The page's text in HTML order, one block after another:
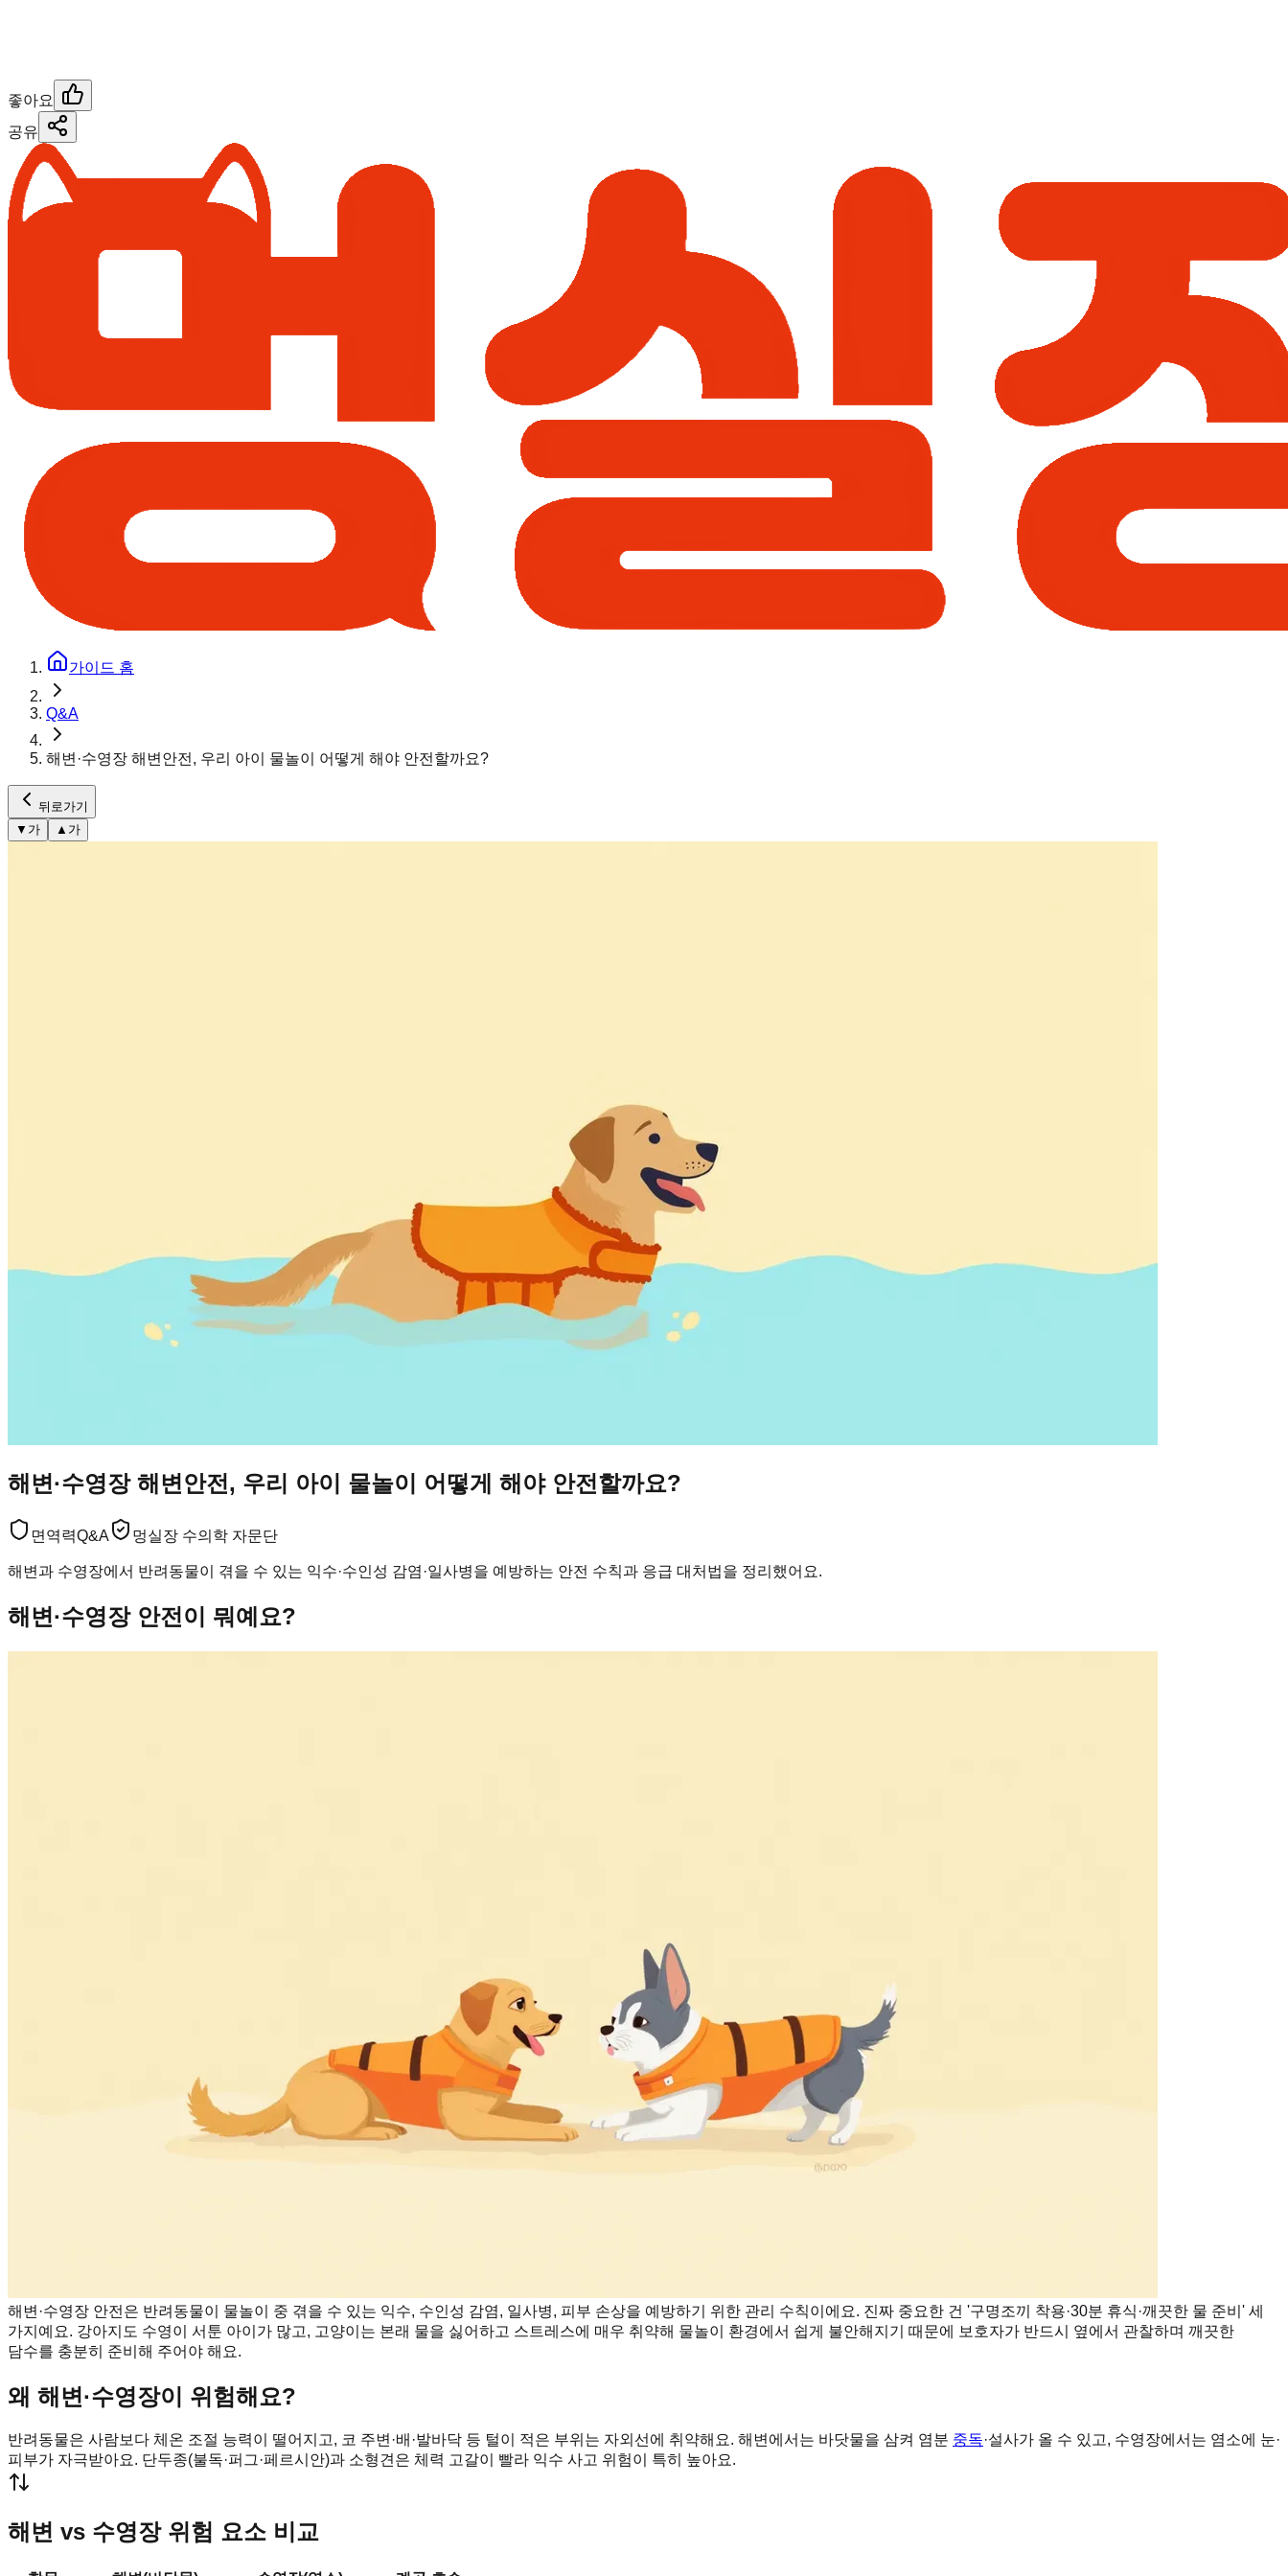
좋아요
공유
가이드 홈
Q&A
해변·수영장 해변안전, 우리 아이 물놀이 어떻게 해야 안전할까요?
뒤로가기
▼ 가 ▲ 가
해변·수영장 해변안전, 우리 아이 물놀이 어떻게 해야 안전할까요?
면역력Q&A 멍실장 수의학 자문단
해변과 수영장에서 반려동물이 겪을 수 있는 익수·수인성 감염·일사병을 예방하는 안전 수칙과 응급 대처법을 정리했어요.
해변·수영장 안전이 뭐예요?
해변·수영장 안전은 반려동물이 물놀이 중 겪을 수 있는 익수, 수인성 감염, 일사병, 피부 손상을 예방하기 위한 관리 수칙이에요. 진짜 중요한 건 '구명조끼 착용·30분 휴식·깨끗한 물 준비' 세
가지예요. 강아지도 수영이 서툰 아이가 많고, 고양이는 본래 물을 싫어하고 스트레스에 매우 취약해 물놀이 환경에서 쉽게 불안해지기 때문에 보호자가 반드시 옆에서 관찰하며 깨끗한
담수를 충분히 준비해 주어야 해요.
왜 해변·수영장이 위험해요?
반려동물은 사람보다 체온 조절 능력이 떨어지고, 코 주변·배·발바닥 등 털이 적은 부위는 자외선에 취약해요. 해변에서는 바닷물을 삼켜 염분 중독·설사가 올 수 있고, 수영장에서는 염소에 눈·
피부가 자극받아요. 단두종(불독·퍼그·페르시안)과 소형견은 체력 고갈이 빨라 익수 사고 위험이 특히 높아요.
해변 vs 수영장 위험 요소 비교